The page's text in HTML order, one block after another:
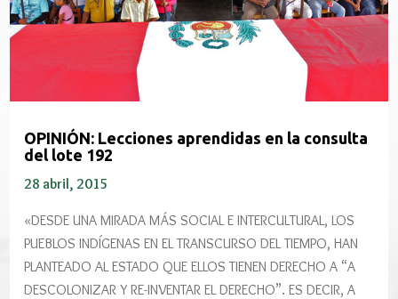
OPINIÓN: Lecciones aprendidas en la consulta
del lote 192
28 abril, 2015
«DESDE UNA MIRADA MÁS SOCIAL E INTERCULTURAL, LOS
PUEBLOS INDÍGENAS EN EL TRANSCURSO DEL TIEMPO, HAN
PLANTEADO AL ESTADO QUE ELLOS TIENEN DERECHO A “A
DESCOLONIZAR Y RE-INVENTAR EL DERECHO”. ES DECIR, A